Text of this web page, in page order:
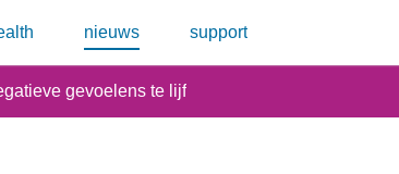
nieuws support
gevoelens te lijf